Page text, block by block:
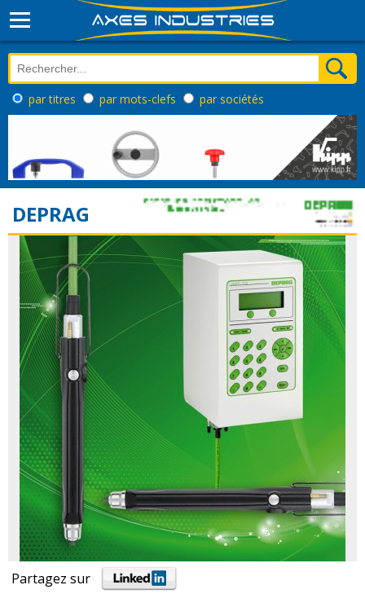
par titres par mots-clefs par sociétés
DEPRAG
Partagez sur